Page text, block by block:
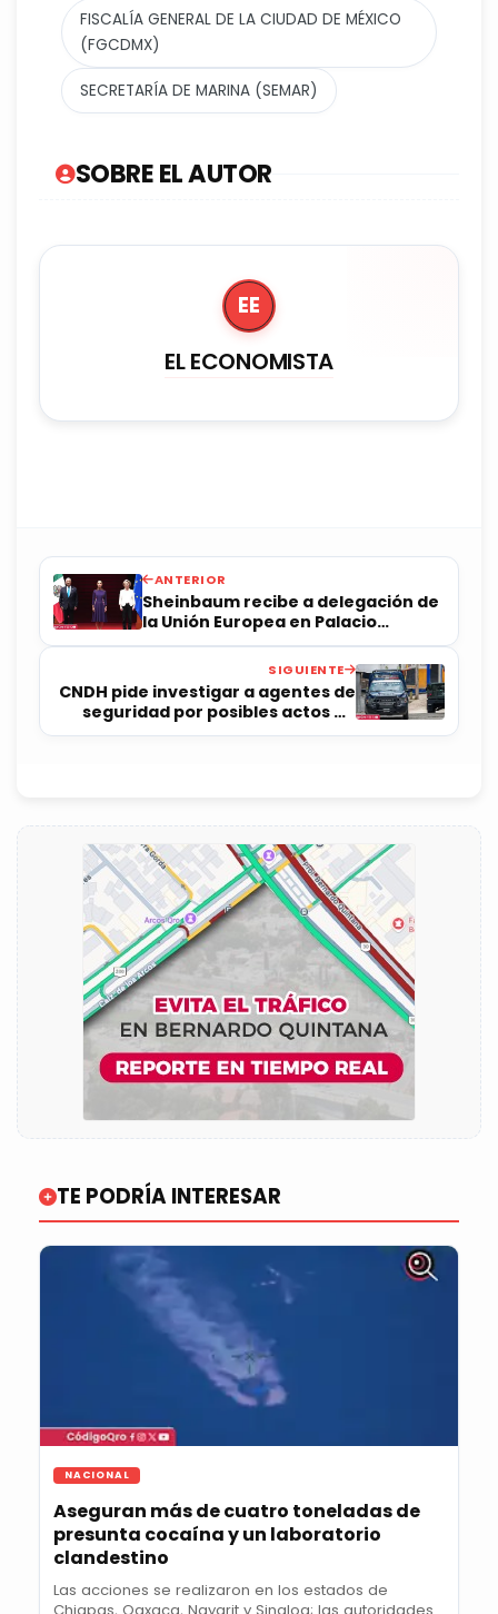
FISCALÍA GENERAL DE LA CIUDAD DE MÉXICO
(FGCDMX)
SECRETARÍA DE MARINA (SEMAR)
SOBRE EL AUTOR
EE
EL ECONOMISTA
ANTERIOR
Sheinbaum recibe a delegación de
la Unión Europea en Palacio
Nacional
SIGUIENTE
CNDH pide investigar a agentes de
seguridad por posibles actos de
tortura en Chiapas
TE PODRÍA INTERESAR
NACIONAL
Aseguran más de cuatro toneladas de
presunta cocaína y un laboratorio
clandestino
Las acciones se realizaron en los estados de